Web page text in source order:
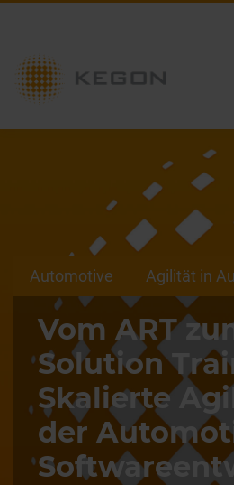
Automotive Agilität in
Vom ART
Solution
Skalierte
der